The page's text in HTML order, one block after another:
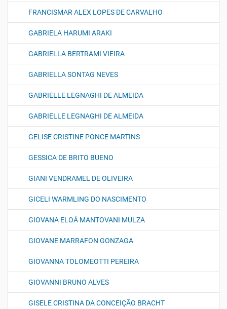
FRANCISMAR ALEX LOPES DE CARVALHO
GABRIELA HARUMI ARAKI
GABRIELLA BERTRAMI VIEIRA
GABRIELLA SONTAG NEVES
GABRIELLE LEGNAGHI DE ALMEIDA
GABRIELLE LEGNAGHI DE ALMEIDA
GELISE CRISTINE PONCE MARTINS
GESSICA DE BRITO BUENO
GIANI VENDRAMEL DE OLIVEIRA
GICELI WARMLING DO NASCIMENTO
GIOVANA ELOÁ MANTOVANI MULZA
GIOVANE MARRAFON GONZAGA
GIOVANNA TOLOMEOTTI PEREIRA
GIOVANNI BRUNO ALVES
GISELE CRISTINA DA CONCEIÇÃO BRACHT